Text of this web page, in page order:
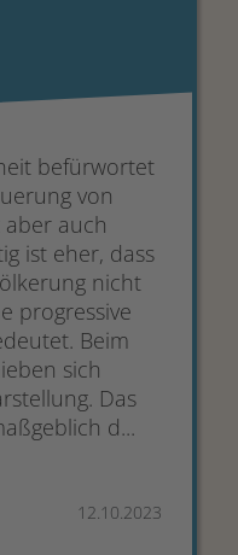
befürwortet
von
auch
ist eher, dass
nicht
progressive
Beim
sich
Das
d...
12.10.2023